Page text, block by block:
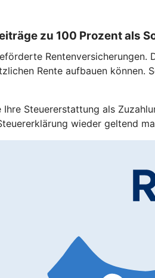
zu 100 Prozent als
Rente aufbauen
Ihre Steuererstattung als
wieder geltend